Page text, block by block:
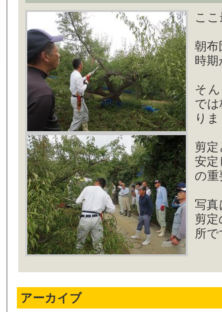
こ
朝布
時
そ
で
り
剪
安
の
写
剪
所
アーカイブ